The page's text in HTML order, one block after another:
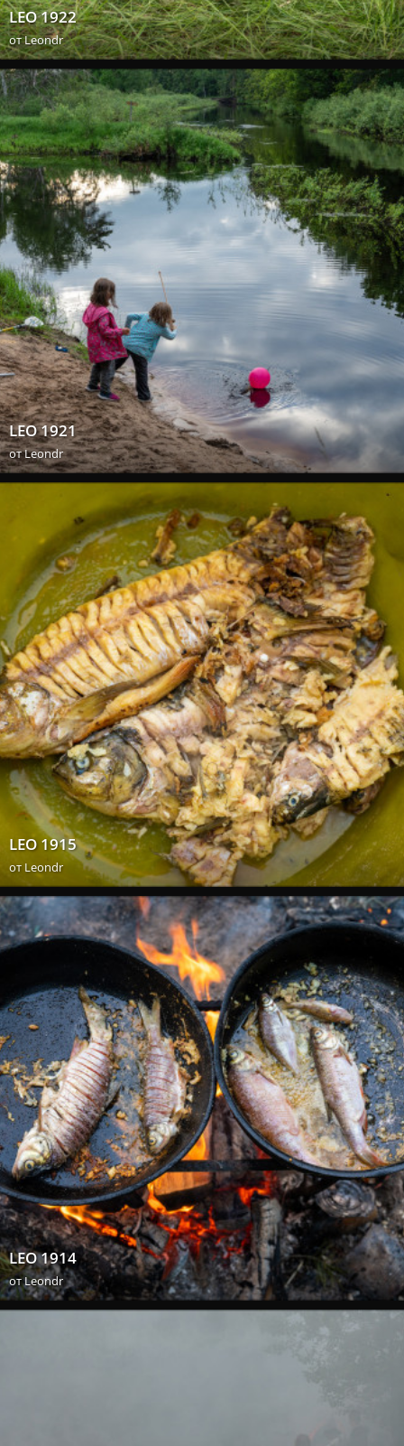
LEO 1922
отLeondr
LEO 1921
отLeondr
LEO 1915
от Leondr
LEO 1914
отLeondr